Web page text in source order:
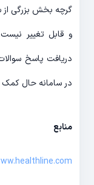
گرچه بخش بزرگی از
و قابل تغییر
دریافت پاسخ
در سامانه حال کمک
منابع